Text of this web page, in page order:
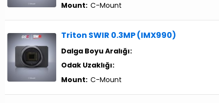
Mount: C-Mount
Triton SWIR 0.3MP (IMX990)
Dalga Boyu Aralığı:
Odak Uzaklığı:
Mount: C-Mount